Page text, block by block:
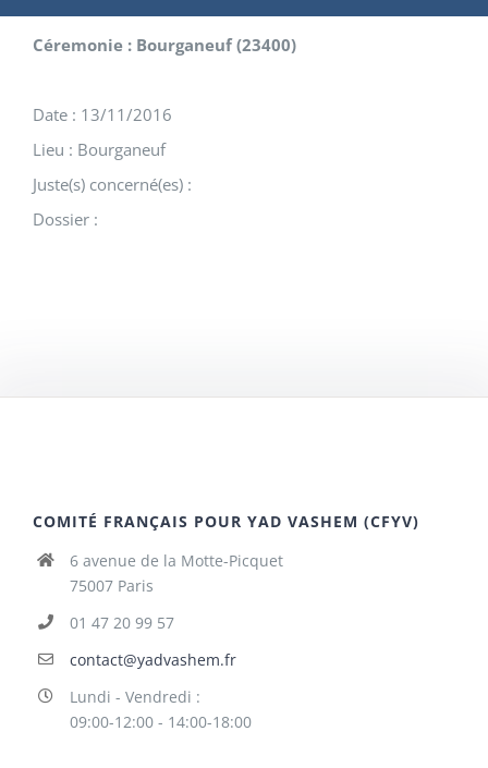
Céremonie : Bourganeuf (23400)
Date : 13/11/2016
Lieu : Bourganeuf
Juste(s) concerné(es) :
Dossier :
COMITÉ FRANÇAIS POUR YAD VASHEM (CFYV)
6 avenue de la Motte-Picquet
75007 Paris
01 47 20 99 57
contact@yadvashem.fr
Lundi - Vendredi :
09:00-12:00 - 14:00-18:00